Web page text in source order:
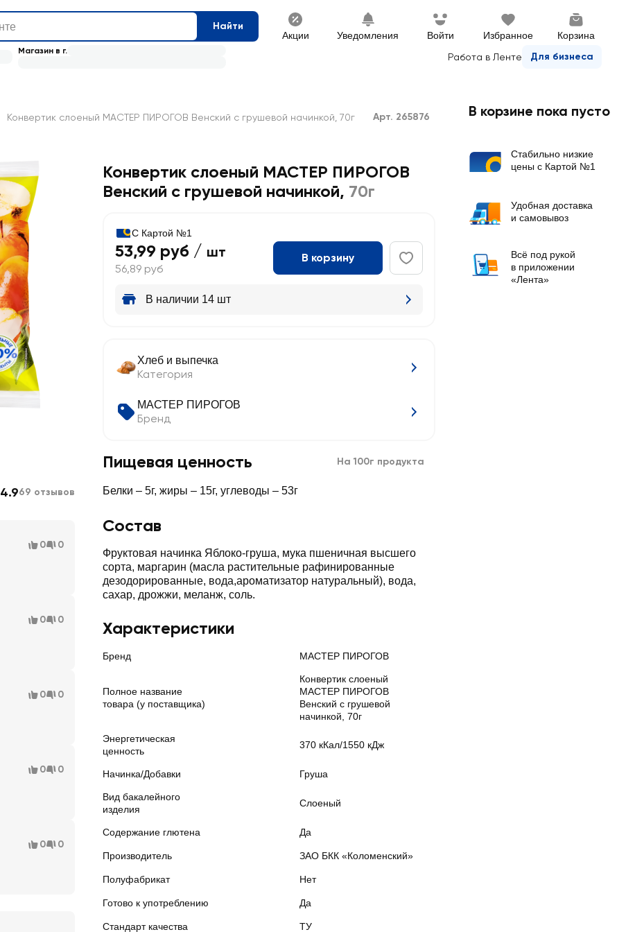
Найти
Акции Уведомления Войти Избранное Корзина
Работа в Ленте Для бизнеса
Магазин в г.
Конвертик слоеный МАСТЕР ПИРОГОВ Венский с грушевой начинкой, 70г Арт. 265876
Конвертик слоеный МАСТЕР ПИРОГОВ
Венский с грушевой начинкой, 70г
С Картой №1
53,99 руб / шт
56,89 руб
В корзину
В наличии 14 шт
Хлеб и выпечка
Категория
МАСТЕР ПИРОГОВ
Бренд
Пищевая ценность На 100г продукта
Белки – 5г, жиры – 15г, углеводы – 53г
Состав
Фруктовая начинка Яблоко-груша, мука пшеничная высшего
сорта, маргарин (масла растительные рафинированные
дезодорированные, вода,ароматизатор натуральный), вода,
сахар, дрожжи, меланж, соль.
Характеристики
Бренд МАСТЕР ПИРОГОВ
Полное название
товара (у поставщика)
Конвертик слоеный
МАСТЕР ПИРОГОВ
Венский с грушевой
начинкой, 70г
Энергетическая
ценность
370 кКал/1550 кДж
Начинка/Добавки Груша
Вид бакалейного
изделия
Слоеный
Содержание глютена Да
Производитель ЗАО БКК «Коломенский»
Полуфабрикат Нет
Готово к употреблению Да
Стандарт качества ТУ
4.969 отзывов
0 0
0 0
0 0
0 0
0 0
В корзине пока пусто
Стабильно низкие
цены с Картой №1
Удобная доставка
и самовывоз
Всё под рукой
в приложении
«Лента»